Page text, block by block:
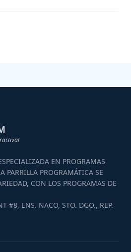
EN PROGRAMAS
PARRILLA PROGRAMÁTICA SE
CON LOS PROGRAMAS DE
#8, ENS. NACO, STO. DGO., REP.